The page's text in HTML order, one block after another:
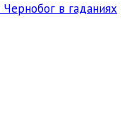
в гаданиях